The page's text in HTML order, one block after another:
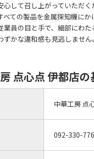
心して召し上がっていただ
べての製品を金属探知機に
業員の目と手で、細部にわ
かな違和感も見逃しません。
点心点 伊都店の
中華工房 点
092-330-